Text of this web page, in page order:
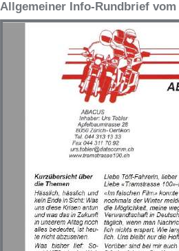
Allgemeiner Info-Rundbrief vom